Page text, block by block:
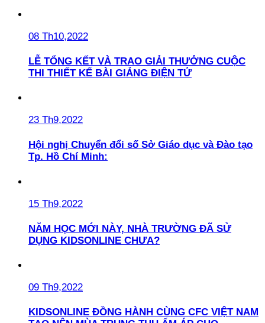
08 Th10,2022
LỄ TỔNG KẾT VÀ TRAO GIẢI THƯỞNG CUỘC
THI THIẾT KẾ BÀI GIẢNG ĐIỆN TỬ
23 Th9,2022
Hội nghị Chuyển đổi số Sở Giáo dục và Đào tạo
Tp. Hồ Chí Minh:
15 Th9,2022
NĂM HỌC MỚI NÀY, NHÀ TRƯỜNG ĐÃ SỬ
DỤNG KIDSONLINE CHƯA?
09 Th9,2022
KIDSONLINE ĐỒNG HÀNH CÙNG CFC VIỆT NAM